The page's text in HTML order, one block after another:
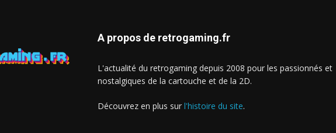
A propos de retrogaming.fr
L'actualité du retrogaming depuis 2008 pour les passionnés et
nostalgiques de la cartouche et de la 2D.
Découvrez en plus sur l'histoire du site.